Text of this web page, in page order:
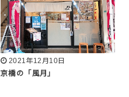
2021年12月10日
京橋の「風月」